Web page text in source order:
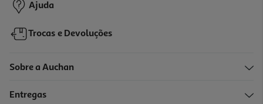
Ajuda
Trocas e Devoluções
Sobre a Auchan
Entregas